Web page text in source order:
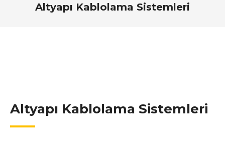
Altyapı Kablolama Sistemleri
Altyapı Kablolama Sistemleri